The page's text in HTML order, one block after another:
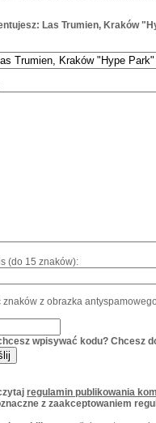
Las Trumien, Kraków
(do 15 znaków):
znaków z obrazka
wpisywać kodu? Chcesz
regulamin publikowania
z zaakceptowaniem